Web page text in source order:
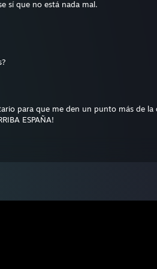
sí que no está nada mal.
para que me den un punto más de la
ESPAÑA!